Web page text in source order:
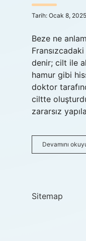
Tarih: Ocak 8, 2025
Beze ne
denir; cilt ile
hamur gibi
doktor
ciltte
zararsız
Devamını
Sitemap